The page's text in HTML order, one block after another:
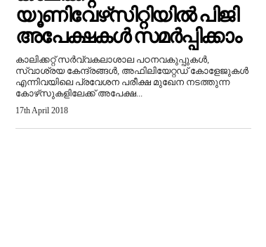
യൂണിവേഴ്‌സിറ്റിയില്‍ പിജി
അപേക്ഷകള്‍ സമര്‍പ്പിക്കാം
കാലിക്കറ്റ് സര്‍വ്വകലാശാല പഠനവകുപ്പുകള്‍,
സ്വാശ്രയ കേന്ദ്രങ്ങള്‍, അഫിലിയേറ്റഡ് കോളേജുകള്‍
എന്നിവയിലെ പ്രവേശന പരീക്ഷ മുഖേന നടത്തുന്ന
കോഴ്‌സുകളിലേക്ക് അപേക്ഷ...
17th April 2018